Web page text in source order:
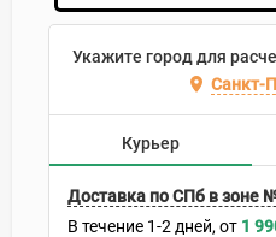
Укажите город для
Санкт-
Курьер
Доставка по СПб в зоне
В течение 1-2 дней 1